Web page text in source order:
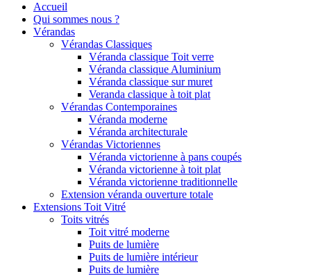
Accueil
Qui sommes nous ?
Vérandas
Vérandas Classiques
Véranda classique Toit verre
Véranda classique Aluminium
Véranda classique sur muret
Veranda classique à toit plat
Vérandas Contemporaines
Véranda moderne
Véranda architecturale
Vérandas Victoriennes
Véranda victorienne à pans coupés
Véranda victorienne à toit plat
Véranda victorienne traditionnelle
Extension véranda ouverture totale
Extensions Toit Vitré
Toits vitrés
Toit vitré moderne
Puits de lumière
Puits de lumière intérieur
Puits de lumière